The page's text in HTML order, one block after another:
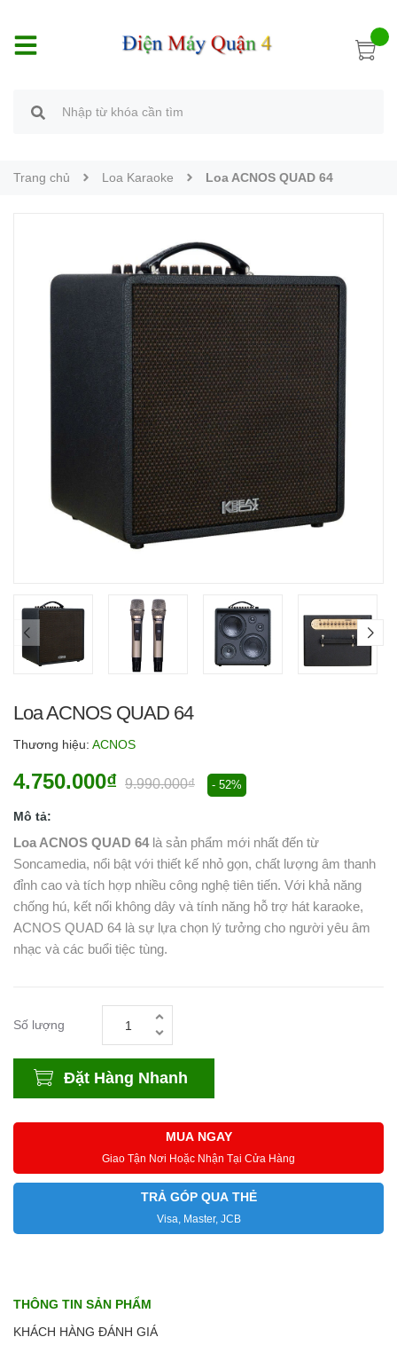
Trang chủ Loa Karaoke Loa ACNOS QUAD 64
Loa ACNOS QUAD 64
Thương hiệu: ACNOS
4.750.000₫ 9.990.000₫ - 52%
Mô tả:
Loa ACNOS QUAD 64là sản phẩm mới nhất đến từ
Soncamedia, nổi bật với thiết kế nhỏ gọn, chất lượng âm thanh
đỉnh cao và tích hợp nhiều công nghệ tiên tiến. Với khả năng
chống hú, kết nối không dây và tính năng hỗ trợ hát karaoke,
ACNOS QUAD 64 là sự lựa chọn lý tưởng cho người yêu âm
nhạc và các buổi tiệc tùng.
Số lượng
Đặt Hàng Nhanh
MUA NGAY
Giao Tận Nơi Hoặc Nhận Tại Cửa Hàng
TRẢ GÓP QUA THẺ
Visa, Master, JCB
THÔNG TIN SẢN PHẨM
KHÁCH HÀNG ĐÁNH GIÁ